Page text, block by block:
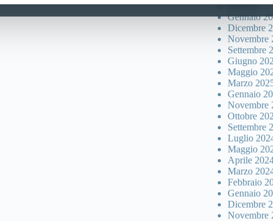
Febbraio
Gennaio
Dicembre
Novembre
Settembre
Giugno
Maggio
Marzo
Gennaio
Novembre
Ottobre
Settembre
Luglio
Maggio
Aprile
Marzo
Febbraio
Gennaio
Dicembre
Novembre